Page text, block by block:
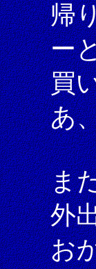
帰
ー
買
あ
ま
外
お